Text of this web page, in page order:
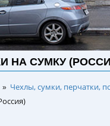
НА СУМКУ
» Чехлы, сумки, перчатки,